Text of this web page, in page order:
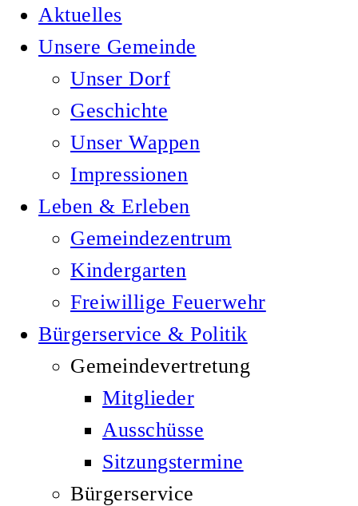
Aktuelles
Unsere Gemeinde
Unser Dorf
Geschichte
Unser Wappen
Impressionen
Leben & Erleben
Gemeindezentrum
Kindergarten
Freiwillige Feuerwehr
Bürgerservice & Politik
Gemeindevertretung
Mitglieder
Ausschüsse
Sitzungstermine
Bürgerservice